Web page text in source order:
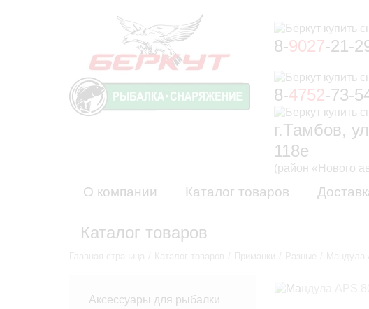
8-9027-21-
8-4752-73-
г.Тамбов,
118е
(район «Нового
О компании Каталог товаров
Каталог товаров
Аксессуары для рыбалки